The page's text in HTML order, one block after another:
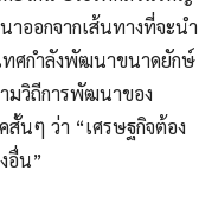
ออกจากเส้นทางที่จะนำ
ทศกำลังพัฒนาขนาดยักษ์
มวิถีการพัฒนาของ
สั้นๆ ว่า “เศรษฐกิจต้อง
อื่น”